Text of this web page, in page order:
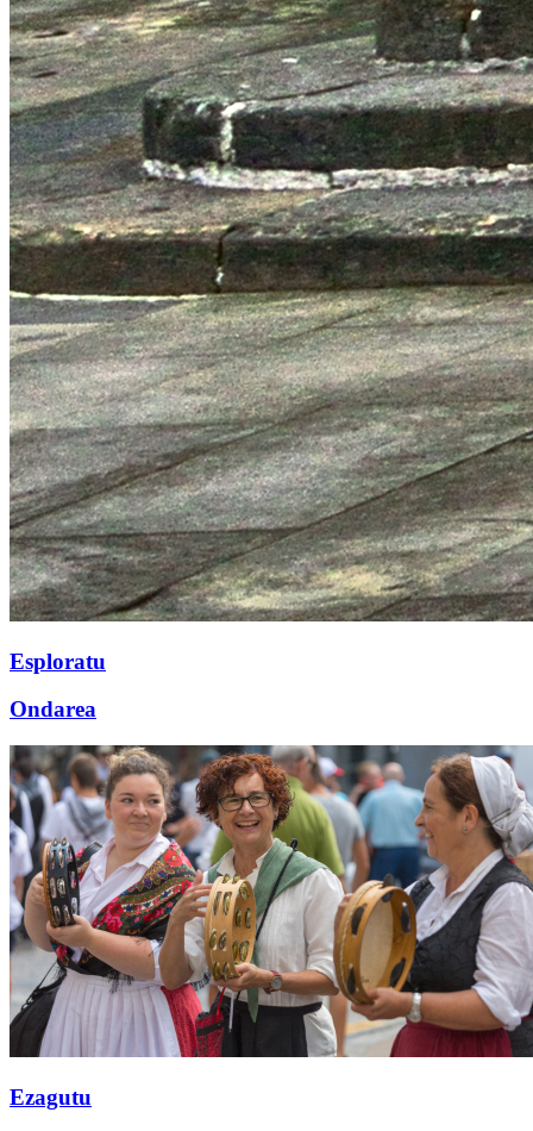
Esploratu
Ondarea
Ezagutu